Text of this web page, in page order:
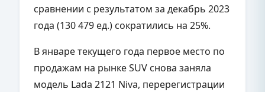
сравнении с результатом за декабрь 2023
года (130 479 ед.) сократились на 25%.
В январе текущего года первое место по
продажам на рынке SUV снова заняла
модель Lada 2121 Niva, перерегистрации